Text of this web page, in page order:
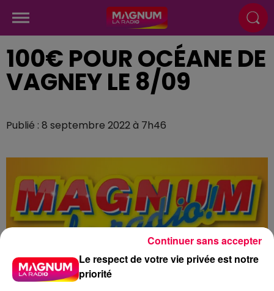
100€ POUR OCÉANE DE
VAGNEY LE 8/09
Publié : 8 septembre 2022 à 7h46
Le respect de votre vie privée est notre
priorité
Continuer sans accepter